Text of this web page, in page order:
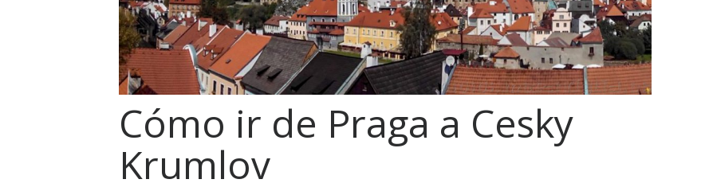
Cómo ir de Praga a Cesky
Krumlov